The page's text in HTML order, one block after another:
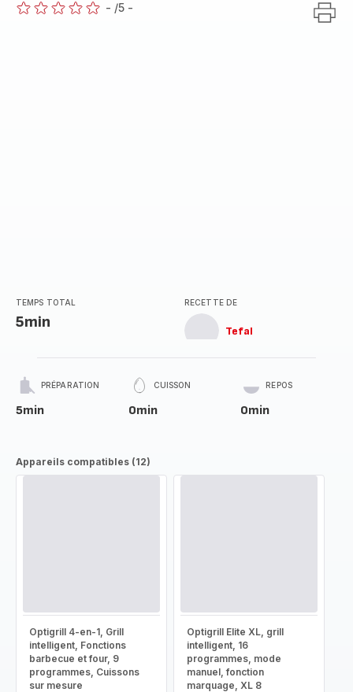
- /5 -
TEMPS TOTAL
5min
RECETTE DE
Tefal
PRÉPARATION
5min
CUISSON
0min
REPOS
0min
Appareils compatibles (12)
Optigrill 4-en-1, Grill
intelligent, Fonctions
barbecue et four, 9
programmes, Cuissons
sur mesure
Optigrill Elite XL, grill
intelligent, 16
programmes, mode
manuel, fonction
marquage, XL 8